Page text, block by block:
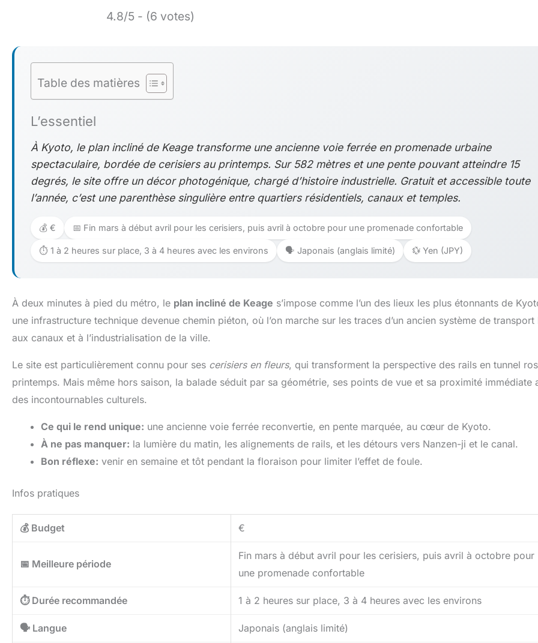
4.8/5 - (6 votes)
Table des matières
L’essentiel
À Kyoto, le plan incliné de Keage transforme une ancienne voie ferrée en promenade urbaine
spectaculaire, bordée de cerisiers au printemps. Sur 582 mètres et une pente pouvant atteindre 15
degrés, le site offre un décor photogénique, chargé d’histoire industrielle. Gratuit et accessible toute
l’année, c’est une parenthèse singulière entre quartiers résidentiels, canaux et temples.
💰 € 📅 Fin mars à début avril pour les cerisiers, puis avril à octobre pour une promenade confortable
⏱️ 1 à 2 heures sur place, 3 à 4 heures avec les environs 🗣️ Japonais (anglais limité) 💱 Yen (JPY)
À deux minutes à pied du métro, le plan incliné de Keage s’impose comme l’un des lieux les plus étonnants de
une infrastructure technique devenue chemin piéton, où l’on marche sur les traces d’un ancien système de transport
aux canaux et à l’industrialisation de la ville.
Le site est particulièrement connu pour ses cerisiers en fleurs, qui transforment la perspective des rails en tunnel
printemps. Mais même hors saison, la balade séduit par sa géométrie, ses points de vue et sa proximité immédiate
des incontournables culturels.
Ce qui le rend unique: une ancienne voie ferrée reconvertie, en pente marquée, au cœur de Kyoto.
À ne pas manquer: la lumière du matin, les alignements de rails, et les détours vers Nanzen-ji et le canal.
Bon réflexe: venir en semaine et tôt pendant la floraison pour limiter l’effet de foule.
Infos pratiques
💰 Budget €
📅 Meilleure période
Fin mars à début avril pour les cerisiers, puis avril à octobre pour
une promenade confortable
⏱️ Durée recommandée 1 à 2 heures sur place, 3 à 4 heures avec les environs
🗣️ Langue Japonais (anglais limité)